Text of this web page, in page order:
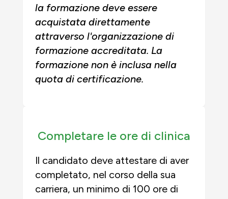
la formazione deve essere
acquistata direttamente
attraverso l'organizzazione di
formazione accreditata. La
formazione non è inclusa nella
quota di certificazione.
Completare le ore di clinica
Il candidato deve attestare di aver
completato, nel corso della sua
carriera, un minimo di 100 ore di